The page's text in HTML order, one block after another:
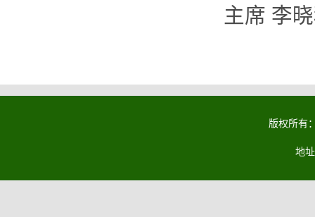
主席 李
版权所有
地